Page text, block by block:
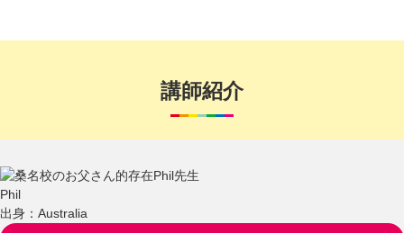
講師紹介
Phil
出身：Australia